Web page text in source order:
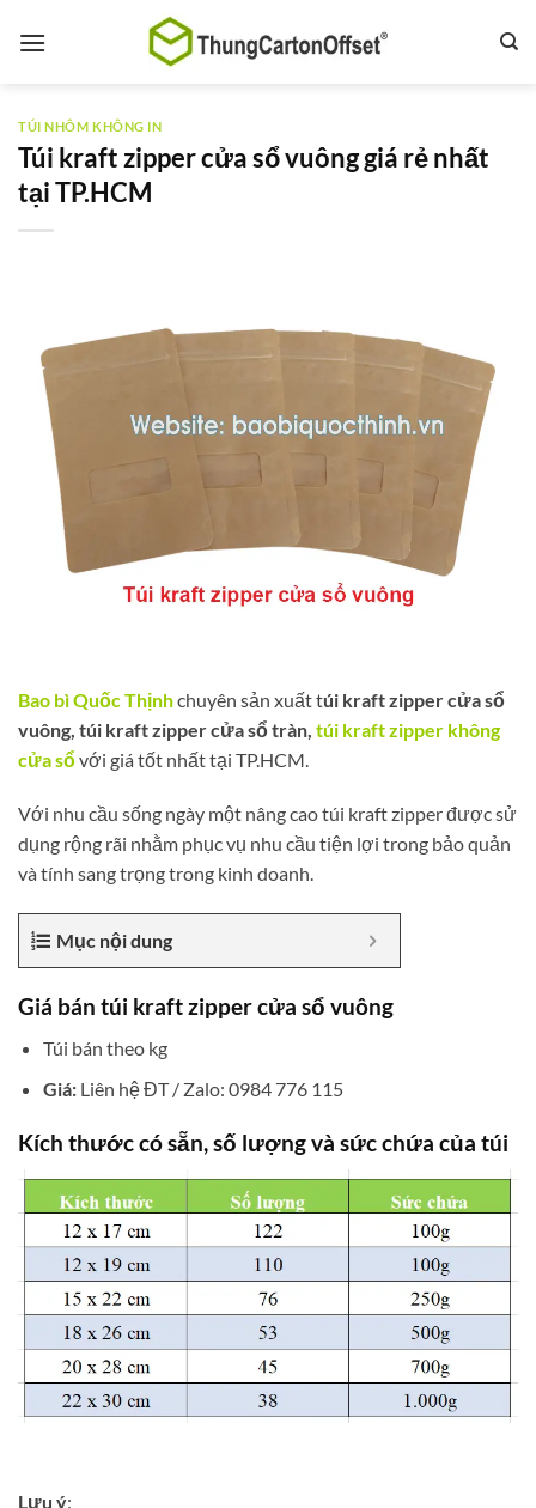
qua
TÚI NHÔM KHÔNG IN
Túi kraft zipper cửa sổ vuông giá rẻ nhất
tại TP.HCM
Bao bì Quốc Thịnhchuyên sản xuất túi kraft zipper cửa sổ
vuông, túi kraft zipper cửa sổ tràn, túi kraft zipper không
cửa sổvới giá tốt nhất tại TP.HCM.
Với nhu cầu sống ngày một nâng cao túi kraft zipper được sử
dụng rộng rãi nhằm phục vụ nhu cầu tiện lợi trong bảo quản
và tính sang trọng trong kinh doanh.
Mục nội dung
Giá bán túi kraft zipper cửa sổ vuông
Túi bán theo kg
Giá:Liên hệ ĐT / Zalo: 0984 776 115
Kích thước có sẵn, số lượng và sức chứa của túi
Lưu ý: